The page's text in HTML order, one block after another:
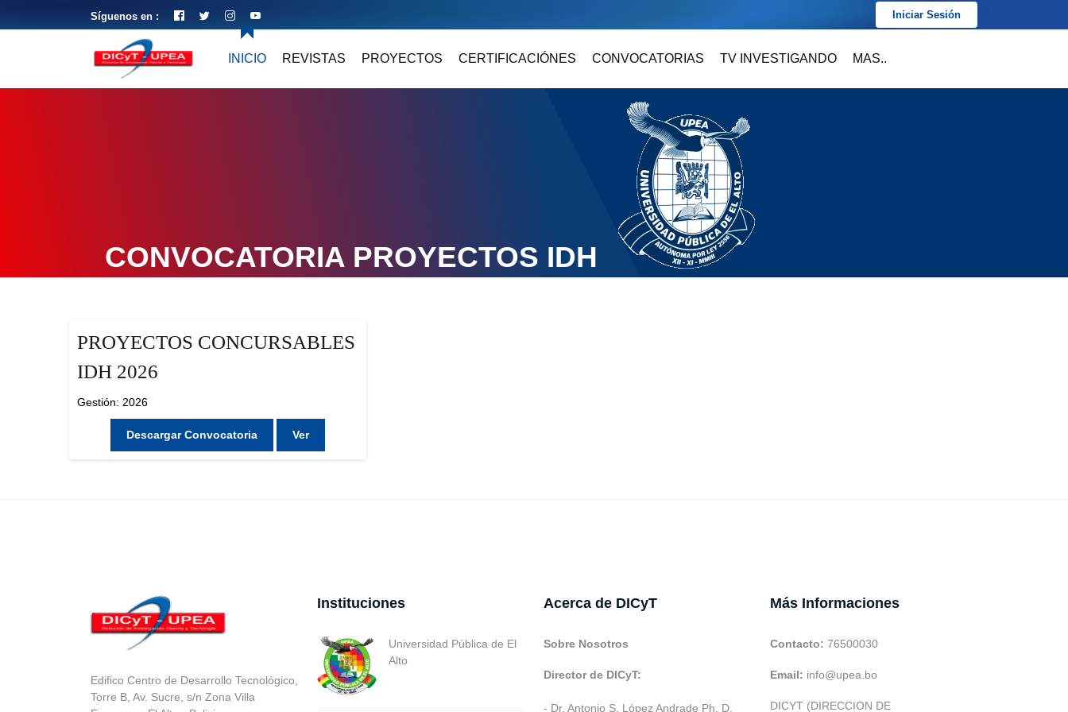
Síguenos en : Iniciar Sesión
INICIO REVISTAS PROYECTOS CERTIFICACIÓNES CONVOCATORIAS TV INVESTIGANDO MAS..
CONVOCATORIA PROYECTOS IDH
PROYECTOS CONCURSABLES
IDH 2026
Gestión: 2026
Descargar Convocatoria Ver
Edifico Centro de Desarrollo Tecnológico,
Torre B, Av. Sucre, s/n Zona Villa
Instituciones
Universidad Pública de El
Alto
Acerca de DICyT
Sobre Nosotros
Director de DICyT:
- Dr. Antonio S. López Andrade Ph. D.
Más Informaciones
Contacto: 76500030
Email: info@upea.bo
DICYT (DIRECCION DE